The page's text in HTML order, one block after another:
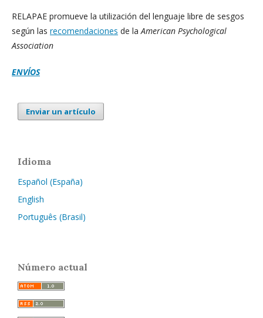
RELAPAE promueve la utilización del lenguaje libre de sesgos
según las recomendaciones de laAmerican Psychological
Association
ENVÍOS
Enviar un artículo
Idioma
Español (España)
English
Português (Brasil)
Número actual